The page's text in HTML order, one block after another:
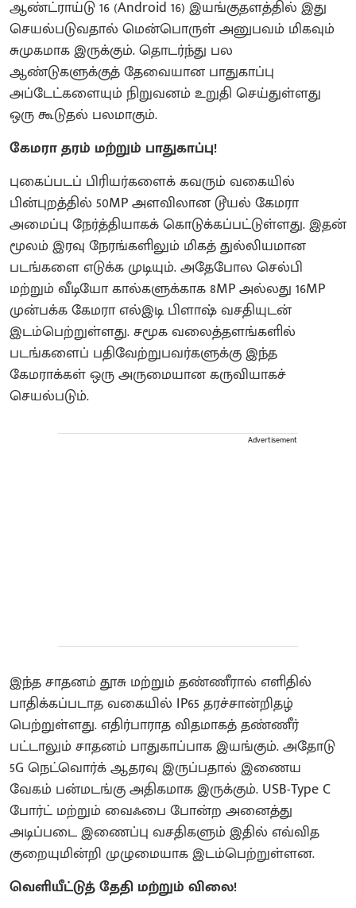
ஆண்ட்ராய்டு 16 (Android 16) இயங்குதளத்தில் இது
செயல்படுவதால் மென்பொருள் அனுபவம் மிகவும்
சுமுகமாக இருக்கும். தொடர்ந்து பல
ஆண்டுகளுக்குத் தேவையான பாதுகாப்பு
அப்டேட்களையும் நிறுவனம் உறுதி செய்துள்ளது
ஒரு கூடுதல் பலமாகும்.
கேமரா தரம் மற்றும் பாதுகாப்பு!
​புகைப்படப் பிரியர்களைக் கவரும் வகையில்
பின்புறத்தில் 50MP அளவிலான டூயல் கேமரா
அமைப்பு நேர்த்தியாகக் கொடுக்கப்பட்டுள்ளது. இதன்
மூலம் இரவு நேரங்களிலும் மிகத் துல்லியமான
படங்களை எடுக்க முடியும். அதேபோல செல்பி
மற்றும் வீடியோ கால்களுக்காக 8MP அல்லது 16MP
முன்பக்க கேமரா எல்இடி பிளாஷ் வசதியுடன்
இடம்பெற்றுள்ளது. சமூக வலைத்தளங்களில்
படங்களைப் பதிவேற்றுபவர்களுக்கு இந்த
கேமராக்கள் ஒரு அருமையான கருவியாகச்
செயல்படும்.
Advertisement
​இந்த சாதனம் தூசு மற்றும் தண்ணீரால் எளிதில்
பாதிக்கப்படாத வகையில் IP65 தரச்சான்றிதழ்
பெற்றுள்ளது. எதிர்பாராத விதமாகத் தண்ணீர்
பட்டாலும் சாதனம் பாதுகாப்பாக இயங்கும். அதோடு
5G நெட்வொர்க் ஆதரவு இருப்பதால் இணைய
வேகம் பன்மடங்கு அதிகமாக இருக்கும். USB-Type C
போர்ட் மற்றும் வைஃபை போன்ற அனைத்து
அடிப்படை இணைப்பு வசதிகளும் இதில் எவ்வித
குறையுமின்றி முழுமையாக இடம்பெற்றுள்ளன.
வெளியீட்டுத் தேதி மற்றும் விலை!